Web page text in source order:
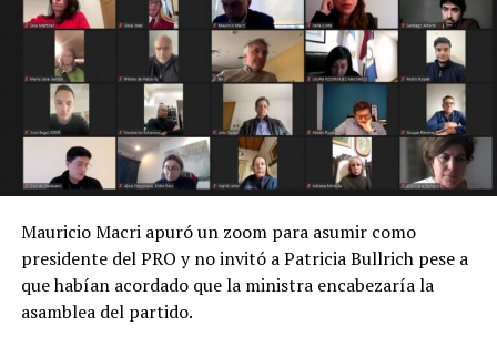
Mauricio Macri apuró un zoom para asumir como
presidente del PRO y no invitó a Patricia Bullrich pese a
que habían acordado que la ministra encabezaría la
asamblea del partido.